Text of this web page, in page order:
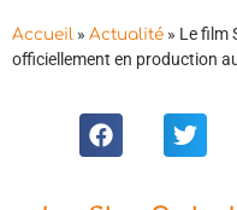
Accueil » Actualité » Le film
officiellement en production